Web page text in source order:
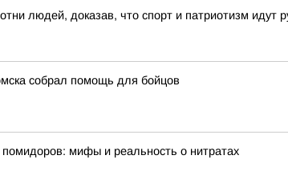
людей, доказав, что спорт и патриотизм идут
собрал помощь для бойцов
мифы и реальность о нитратах